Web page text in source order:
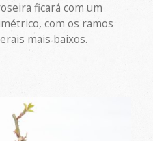
ficará com um
com os ramos
mais baixos.